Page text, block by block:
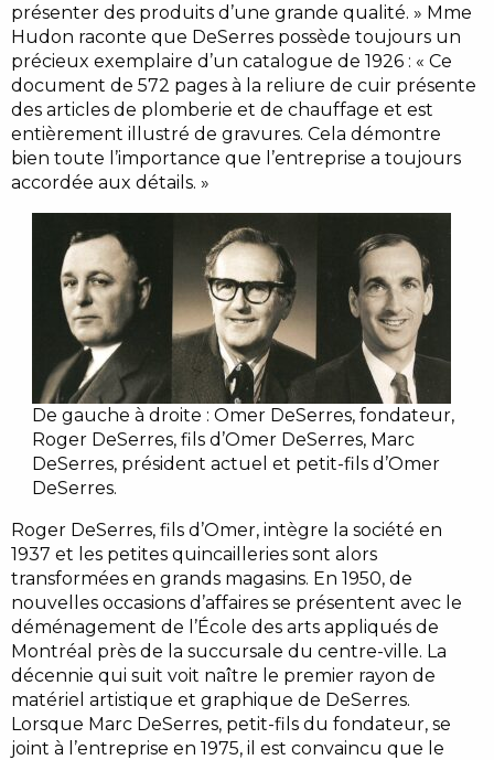
présenter des produits d’une grande qualité. » Mme
Hudon raconte que DeSerres possède toujours un
précieux exemplaire d’un catalogue de 1926 : « Ce
document de 572 pages à la reliure de cuir présente
des articles de plomberie et de chauffage et est
entièrement illustré de gravures. Cela démontre
bien toute l’importance que l’entreprise a toujours
accordée aux détails. »
De gauche à droite : Omer DeSerres, fondateur,
Roger DeSerres, fils d’Omer DeSerres, Marc
DeSerres, président actuel et petit-fils d’Omer
DeSerres.
Roger DeSerres, fils d’Omer, intègre la société en
1937 et les petites quincailleries sont alors
transformées en grands magasins. En 1950, de
nouvelles occasions d’affaires se présentent avec le
déménagement de l’École des arts appliqués de
Montréal près de la succursale du centre-ville. La
décennie qui suit voit naître le premier rayon de
matériel artistique et graphique de DeSerres.
Lorsque Marc DeSerres, petit-fils du fondateur, se
joint à l’entreprise en 1975, il est convaincu que le